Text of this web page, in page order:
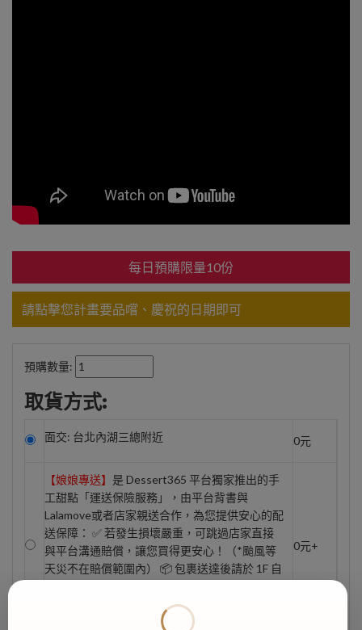
每日預購限量10份
請點擊您計畫要品嚐、慶祝的日期即可
預購數量:
取貨方式:
面交: 台北內湖三總附近 0元
【娘娘專送】 是 Dessert365 平台獨家推出的手
工甜點「運送保險服務」，由平台背書與
Lalamove或者店家親送合作，為您提供安心的配
送保障： ✅ 若發生損壞嚴重，可跳過店家直接
與平台溝通賠償，讓您買得更安心！（*颱風等
天災不在賠償範圍內） 📦 包裹送達後請於 1F 自
務採預付制，恕不提供貨到付款。
0元+